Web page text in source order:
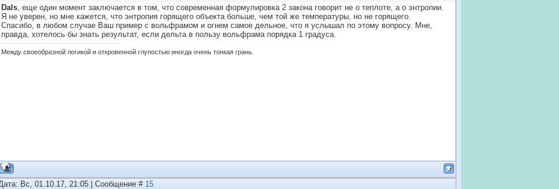
Dals, еще один момент заключается в том, что современная формулировка 2 закона говорит не о теплоте, а о энтропии.
Я не уверен, но мне кажется, что энтропия горящего объекта больше, чем той же температуры, но не горящего.
Спасибо, в любом случае Ваш пример с вольфрамом и огнем самое дельное, что я услышал по этому вопросу. Мне,
правда, хотелось бы знать результат, если дельта в пользу вольфрама порядка 1 градуса.
Между своеобразной логикой и откровенной глупостью иногда очень тонкая грань.
Вс, 01.10.17, 21:05 | Сообщение # 15